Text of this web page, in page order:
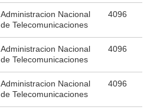
Administracion Nacional
de Telecomunicaciones
4096
Administracion Nacional
de Telecomunicaciones
4096
Administracion Nacional
de Telecomunicaciones
4096